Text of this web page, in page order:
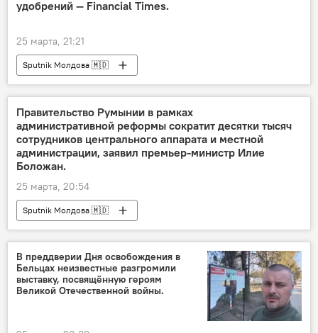
удобрений — Financial Times.
25 марта, 21:21
Sputnik Молдова 🇲🇩
Правительство Румынии в рамках
административной реформы сократит десятки тысяч
сотрудников центрального аппарата и местной
администрации, заявил премьер-министр Илие
Боложан.
25 марта, 20:54
Sputnik Молдова 🇲🇩
В преддверии Дня освобождения в
Бельцах неизвестные разгромили
выставку, посвящённую героям
Великой Отечественной войны.